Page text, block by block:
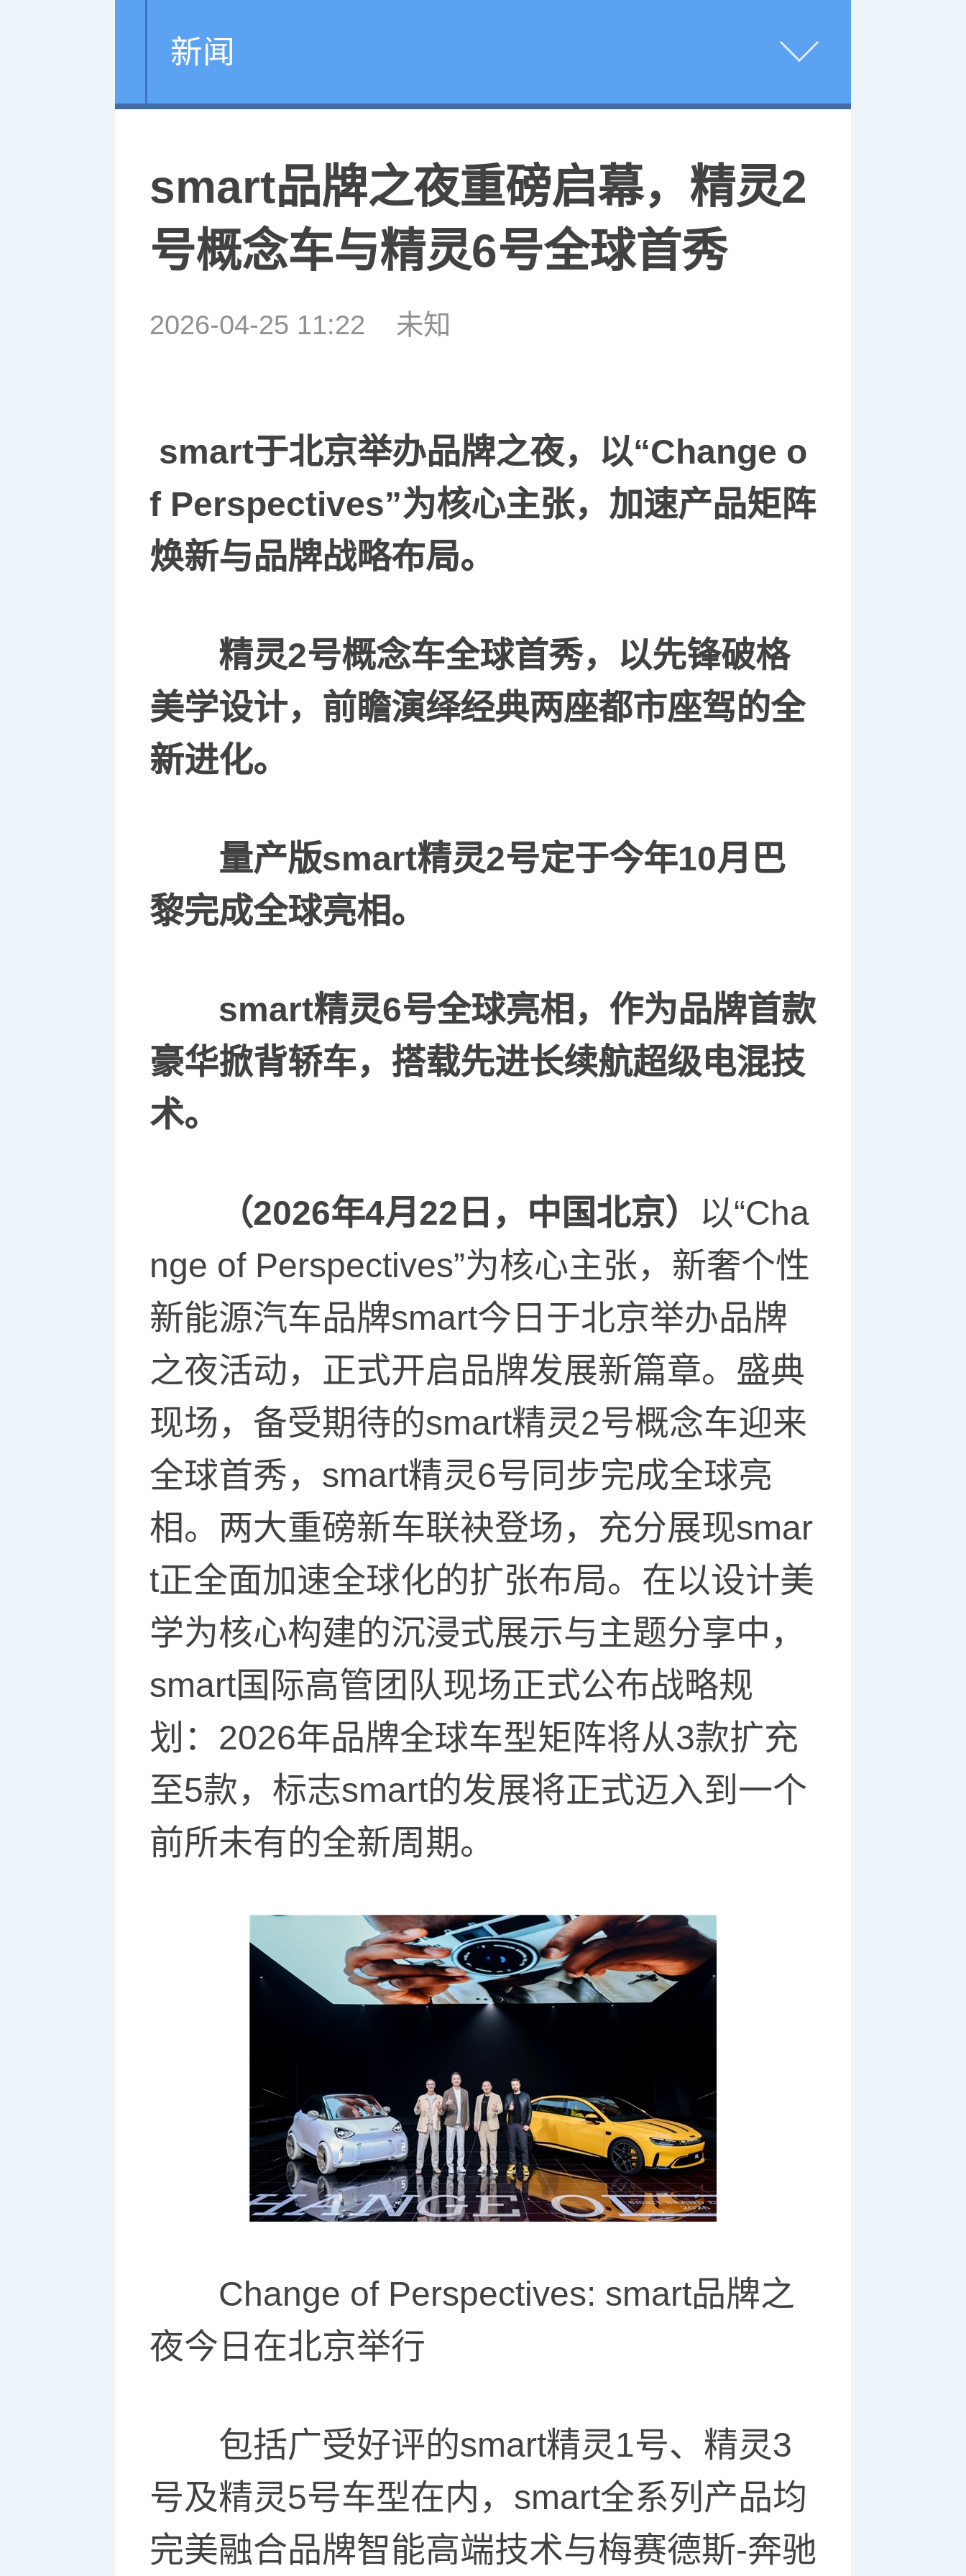
新闻
smart品牌之夜重磅启幕，精灵2
号概念车与精灵6号全球首秀
2026-04-25 11:22 未知
smart于北京举办品牌之夜，以“Change o
f Perspectives”为核心主张，加速产品矩阵
焕新与品牌战略布局。
精灵2号概念车全球首秀，以先锋破格
美学设计， 前瞻演绎经典两座都市座驾的全
新进化。
量产版smart精灵2号定于今年10月巴
黎完成全球亮相。
smart精灵6号全球亮相，作为品牌首款
豪华掀背轿车，搭载先进长续航超级电混技
术。
（2026年4月 22 日，中国北京） 以“Cha
nge of Perspectives”为核心主张，新奢个性
新能源汽车品牌smart今日于北京举办品牌
之夜活动，正式开启品牌发展新篇章。盛典
现场，备受期待的smart精灵2号概念车迎来
全球首秀，smart精灵6号同步完成全球亮
相。两大重磅新车联袂登场，充分展现smar
t正全面加速全球化的扩张布局。在以设计美
学为核心构建的沉浸式展示与主题分享中，
smart国际高管团队现场正式公布战略规
划：2026年品牌全球车型矩阵将从3款扩充
至5款，标志smart的发展将正式迈入到一个
前所未有的全新周期。
Change of Perspectives: smart品牌之
夜今日在北京举行
包括广受好评的smart精灵1号、精灵3
号及精灵5号车型在内，smart全系列产品均
完美融合品牌智能高端技术与梅赛德斯-奔驰